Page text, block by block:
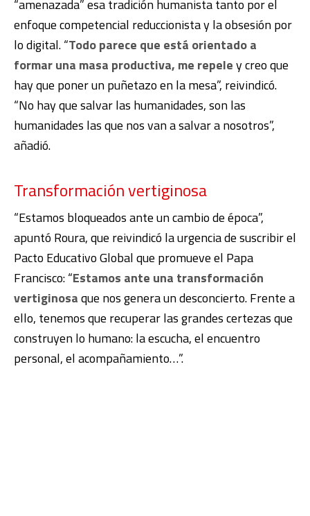
“amenazada” esa tradición humanista tanto por el
enfoque competencial reduccionista y la obsesión por
lo digital. “Todo parece que está orientado a
formar una masa productiva, me repeley creo que
hay que poner un puñetazo en la mesa”, reivindicó.
“No hay que salvar las humanidades, son las
humanidades las que nos van a salvar a nosotros”,
añadió.
Transformación vertiginosa
“Estamos bloqueados ante un cambio de época”,
apuntó Roura, que reivindicó la urgencia de suscribir el
Pacto Educativo Global que promueve el Papa
Francisco: “Estamos ante una transformación
vertiginosaque nos genera un desconcierto. Frente a
ello, tenemos que recuperar las grandes certezas que
construyen lo humano: la escucha, el encuentro
personal, el acompañamiento…”.